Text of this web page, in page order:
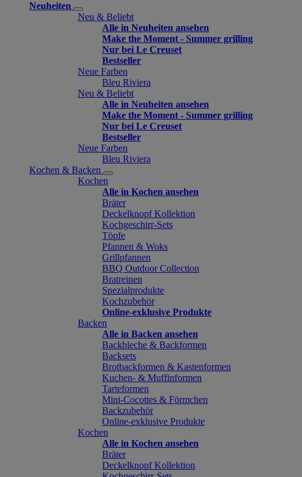
Neuheiten
Neu & Beliebt
Alle in Neuheiten ansehen
Make the Moment - Summer grilling
Nur bei Le Creuset
Bestseller
Neue Farben
Bleu Riviera
Neu & Beliebt
Alle in Neuheiten ansehen
Make the Moment - Summer grilling
Nur bei Le Creuset
Bestseller
Neue Farben
Bleu Riviera
Kochen & Backen
Kochen
Alle in Kochen ansehen
Bräter
Deckelknopf Kollektion
Kochgeschirr-Sets
Töpfe
Pfannen & Woks
Grillpfannen
BBQ Outdoor Collection
Bratreinen
Spezialprodukte
Kochzubehör
Online-exklusive Produkte
Backen
Alle in Backen ansehen
Backbleche & Backformen
Backsets
Brotbackformen & Kastenformen
Kuchen- & Muffinformen
Tarteformen
Mini-Cocottes & Förmchen
Backzubehör
Online-exklusive Produkte
Kochen
Alle in Kochen ansehen
Bräter
Deckelknopf Kollektion